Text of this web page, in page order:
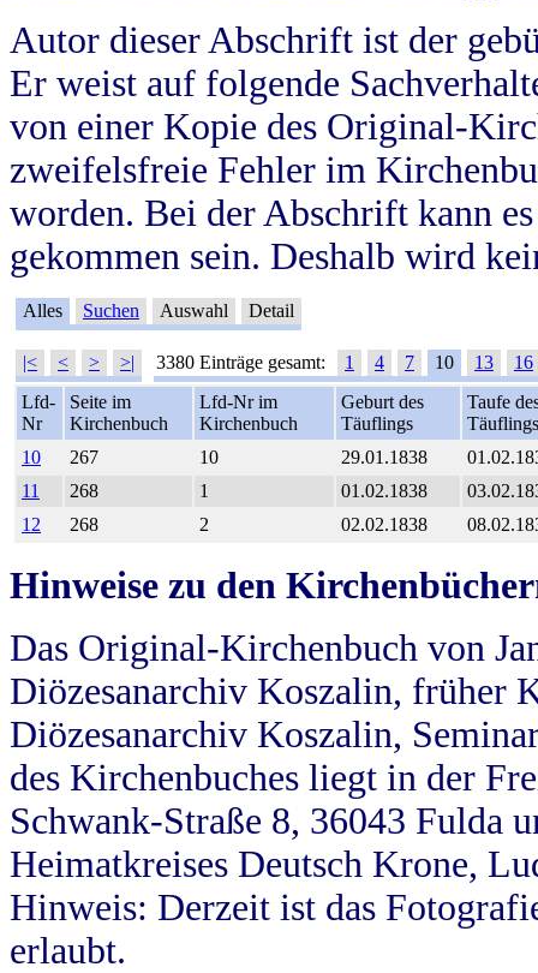
Autor dieser Abschrift ist der
Er weist auf folgende
von einer Kopie des Original-
zweifelsfreie Fehler im
worden. Bei der Abschrift kann
gekommen sein. Deshalb wird
Alles Suchen Auswahl Detail
|< < > >| 3380 Einträge gesamt: 1 4 7 10 13
16
Lfd-
Nr
Seite im
Kirchenbuch
Lfd-Nr im
Kirchenbuch
Geburt des
Täuflings
Taufe
Täuflings
10
267 10 29.01.1838
11
268 1 01.02.1838
12
268 2 02.02.1838
Hinweise zu den
Das Original-Kirchenbuch von
Diözesanarchiv Koszalin, früher
Diözesanarchiv Koszalin,
des Kirchenbuches liegt in der
Schwank-Straße 8, 36043 Fulda
Heimatkreises Deutsch Krone,
Hinweis: Derzeit ist das
erlaubt.